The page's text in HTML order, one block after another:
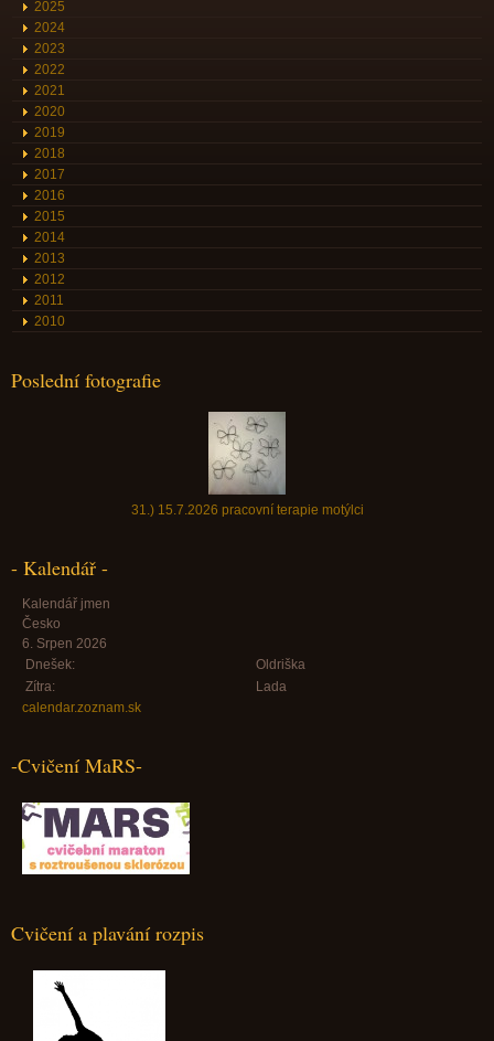
2025
2024
2023
2022
2021
2020
2019
2018
2017
2016
2015
2014
2013
2012
2011
2010
Poslední fotografie
31.) 15.7.2026 pracovní terapie motýlci
- Kalendář -
Kalendář jmen
Česko
6. Srpen 2026
Dnešek:
Oldriška
Zítra:
Lada
calendar.zoznam.sk
-Cvičení MaRS-
Cvičení a plavání rozpis